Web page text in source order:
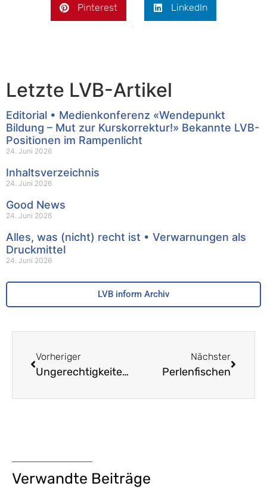
Pinterest LinkedIn
Letzte LVB-Artikel
Editorial • Medienkonferenz «Wendepunkt
Bildung – Mut zur Kurskorrektur!» Bekannte LVB-
Positionen im Rampenlicht
24. Juni 2026
Inhaltsverzeichnis
24. Juni 2026
Good News
24. Juni 2026
Alles, was (nicht) recht ist • Verwarnungen als
Druckmittel
24. Juni 2026
LVB inform Archiv
Vorheriger
Ungerechtigkeiten in der Lohnsystematik anpacken! – Neuer Anlauf in der neuen Legislatur
Nächster
Perlenfischen
Verwandte Beiträge